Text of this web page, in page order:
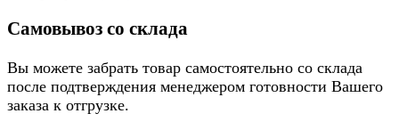
Самовывоз со склада
Вы можете забрать товар самостоятельно со склада
после подтверждения менеджером готовности Вашего
заказа к отгрузке.